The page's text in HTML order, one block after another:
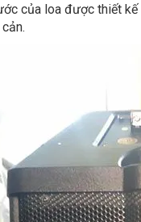
của loa được thiết